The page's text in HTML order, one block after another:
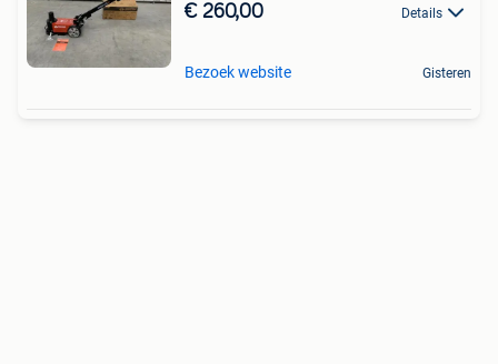
€ 260,00 Details
Bezoek website Gisteren